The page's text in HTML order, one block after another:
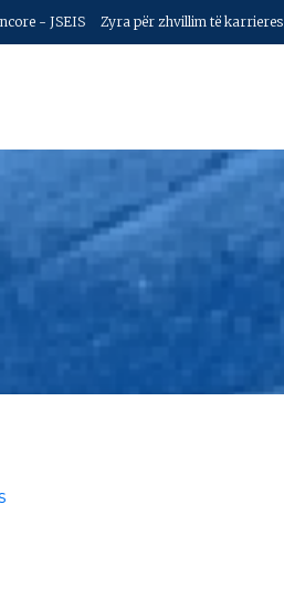
- JSEIS Zyra për zhvillim të karrieres